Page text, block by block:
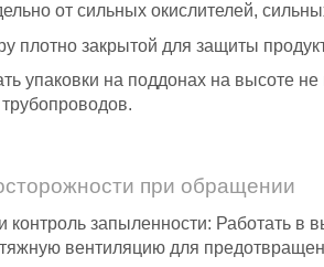
от сильных окислителей,
плотно закрытой для защиты
упаковки на поддонах на высоте
при обращении
контроль запыленности: Работать
вентиляцию для